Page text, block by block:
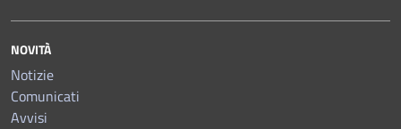
NOVITÀ
Notizie
Comunicati
Avvisi